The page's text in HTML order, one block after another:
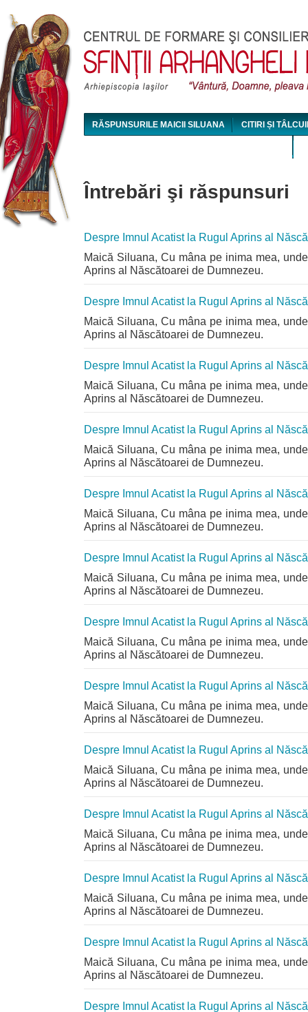
RĂSPUNSURILE MAICII SILUANA CITIRI ȘI
Întrebări şi răspunsuri
Despre Imnul Acatist la Rugul Aprins al
Maică Siluana, Cu mâna pe inima mea,
Aprins al Născătoarei de Dumnezeu.
Despre Imnul Acatist la Rugul Aprins al
Maică Siluana, Cu mâna pe inima mea,
Aprins al Născătoarei de Dumnezeu.
Despre Imnul Acatist la Rugul Aprins al
Maică Siluana, Cu mâna pe inima mea,
Aprins al Născătoarei de Dumnezeu.
Despre Imnul Acatist la Rugul Aprins al
Maică Siluana, Cu mâna pe inima mea,
Aprins al Născătoarei de Dumnezeu.
Despre Imnul Acatist la Rugul Aprins al
Maică Siluana, Cu mâna pe inima mea,
Aprins al Născătoarei de Dumnezeu.
Despre Imnul Acatist la Rugul Aprins al
Maică Siluana, Cu mâna pe inima mea,
Aprins al Născătoarei de Dumnezeu.
Despre Imnul Acatist la Rugul Aprins al
Maică Siluana, Cu mâna pe inima mea,
Aprins al Născătoarei de Dumnezeu.
Despre Imnul Acatist la Rugul Aprins al
Maică Siluana, Cu mâna pe inima mea,
Aprins al Născătoarei de Dumnezeu.
Despre Imnul Acatist la Rugul Aprins al
Maică Siluana, Cu mâna pe inima mea,
Aprins al Născătoarei de Dumnezeu.
Despre Imnul Acatist la Rugul Aprins al
Maică Siluana, Cu mâna pe inima mea,
Aprins al Născătoarei de Dumnezeu.
Despre Imnul Acatist la Rugul Aprins al
Maică Siluana, Cu mâna pe inima mea,
Aprins al Născătoarei de Dumnezeu.
Despre Imnul Acatist la Rugul Aprins al
Maică Siluana, Cu mâna pe inima mea,
Aprins al Născătoarei de Dumnezeu.
Despre Imnul Acatist la Rugul Aprins al